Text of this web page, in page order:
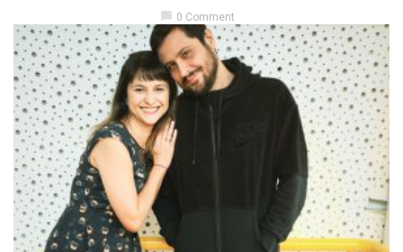
chat_bubble 0 Comment